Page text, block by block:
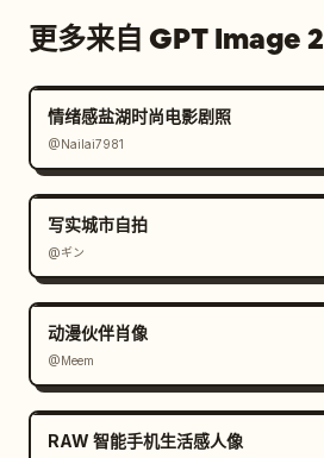
更多来自 GPT Image 2
情绪感盐湖时尚电影剧照
@Nailai7981
写实城市自拍
@ギン
动漫伙伴肖像
@Meem
RAW 智能手机生活感人像